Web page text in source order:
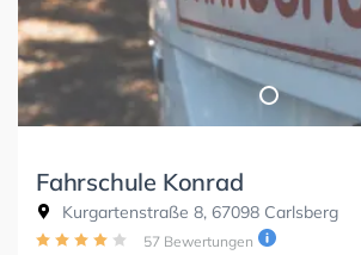
Fahrschule Konrad
Kurgartenstraße 8, 67098 Carlsberg
57 Bewertungen